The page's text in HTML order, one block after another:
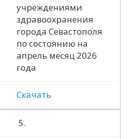
учреждениями
здравоохранения
города Севастополя
по состоянию на
апрель месяц 2026
года
Скачать
5.